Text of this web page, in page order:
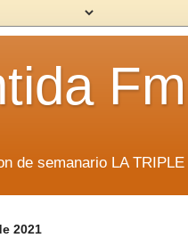
de semanario LA
2021